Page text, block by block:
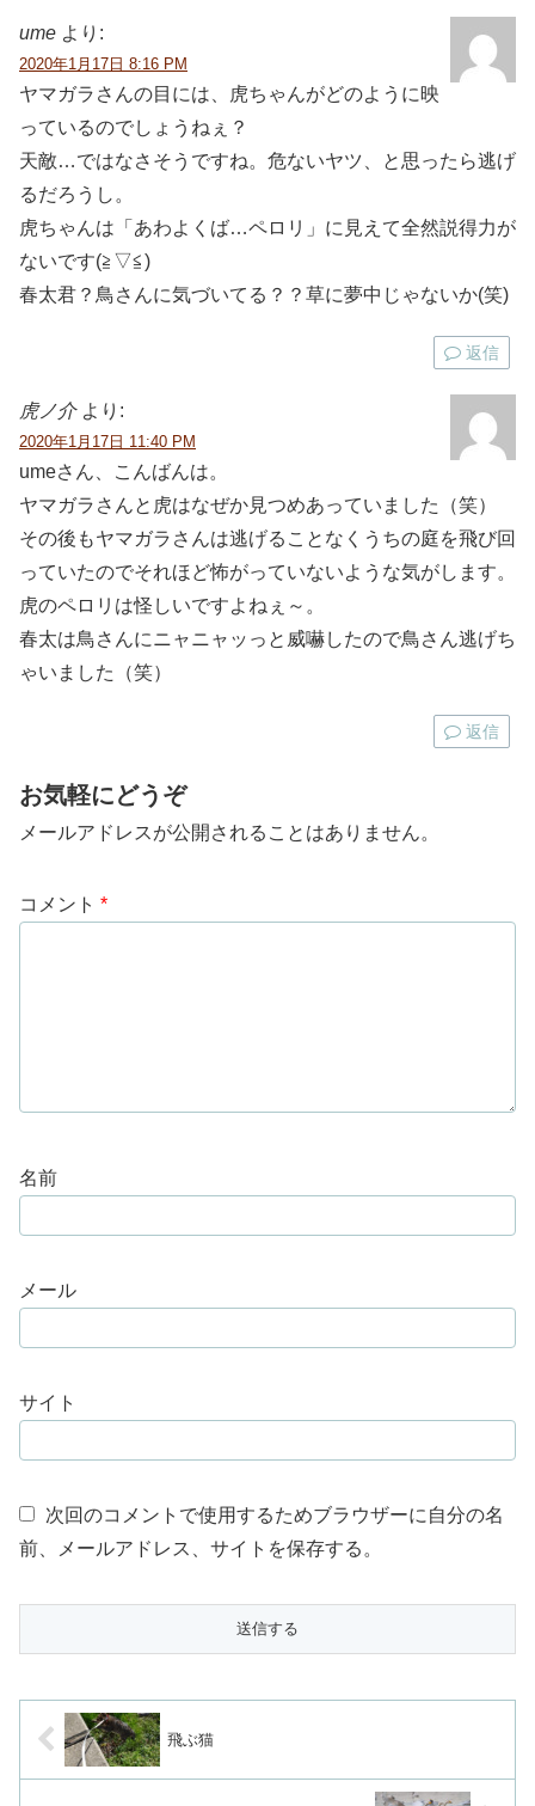
ume より:
2020年1月17日 8:16 PM
ヤマガラさんの目には、虎ちゃんがどのように映
っているのでしょうねぇ？
天敵…ではなさそうですね。危ないヤツ、と思ったら逃げ
るだろうし。
虎ちゃんは「あわよくば…ペロリ」に見えて全然説得力が
ないです(≧▽≦)
春太君？鳥さんに気づいてる？？草に夢中じゃないか(笑)
返信
虎ノ介 より:
2020年1月17日 11:40 PM
umeさん、こんばんは。
ヤマガラさんと虎はなぜか見つめあっていました（笑）
その後もヤマガラさんは逃げることなくうちの庭を飛び回
っていたのでそれほど怖がっていないような気がします。
虎のペロリは怪しいですよねぇ～。
春太は鳥さんにニャニャッっと威嚇したので鳥さん逃げち
ゃいました（笑）
返信
お気軽にどうぞ
メールアドレスが公開されることはありません。
コメント *
名前
メール
サイト
次回のコメントで使用するためブラウザーに自分の名
前、メールアドレス、サイトを保存する。
飛ぶ猫